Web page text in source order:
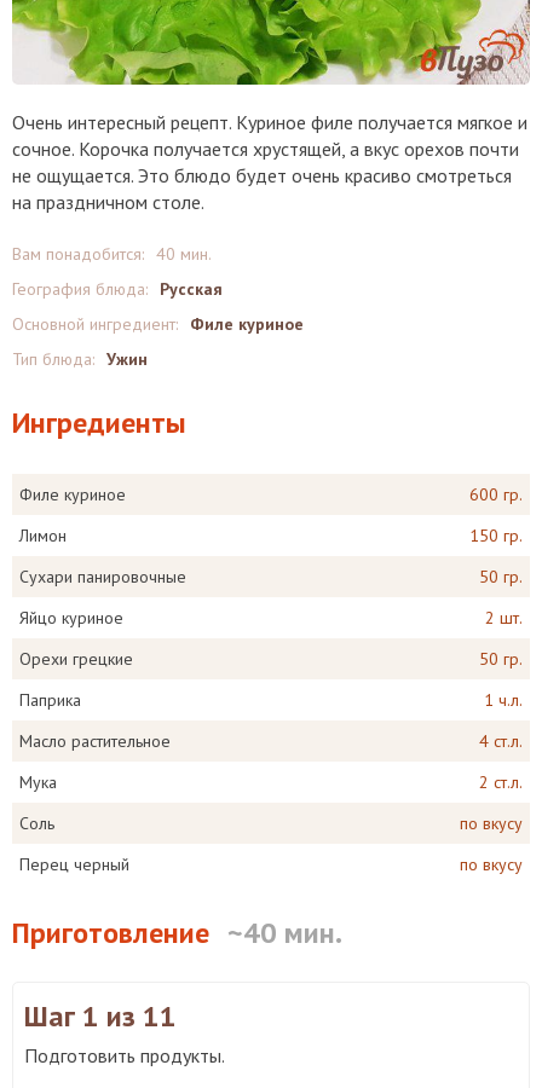
Очень интересный рецепт. Куриное филе получается мягкое и
сочное. Корочка получается хрустящей, а вкус орехов почти
не ощущается. Это блюдо будет очень красиво смотреться
на праздничном столе.
Вам понадобится: 40 мин.
География блюда:
Русская
Основной ингредиент:
Филе куриное
Тип блюда: Ужин
Ингредиенты
Филе куриное
600 гр.
Лимон
150 гр.
Сухари панировочные
50 гр.
Яйцо куриное
2 шт.
Орехи грецкие
50 гр.
Паприка
1 ч.л.
Масло растительное
4 ст.л.
Мука
2 ст.л.
Соль
по вкусу
Перец черный
по вкусу
Приготовление ~40 мин.
Шаг 1 из 11
Подготовить продукты.